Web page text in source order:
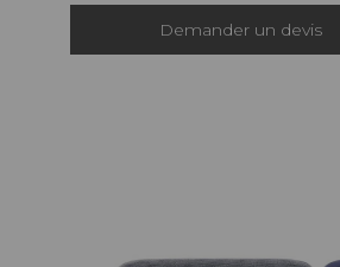
Demander un devis